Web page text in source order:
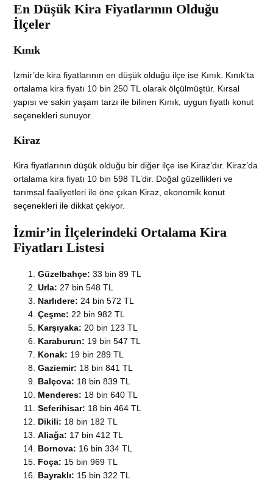
En Düşük Kira Fiyatlarının Olduğu
İlçeler
Kınık
İzmir’de kira fiyatlarının en düşük olduğu ilçe ise Kınık. Kınık’ta
ortalama kira fiyatı 10 bin 250 TL olarak ölçülmüştür. Kırsal
yapısı ve sakin yaşam tarzı ile bilinen Kınık, uygun fiyatlı konut
seçenekleri sunuyor.
Kiraz
Kira fiyatlarının düşük olduğu bir diğer ilçe ise Kiraz’dır. Kiraz’da
ortalama kira fiyatı 10 bin 598 TL’dir. Doğal güzellikleri ve
tarımsal faaliyetleri ile öne çıkan Kiraz, ekonomik konut
seçenekleri ile dikkat çekiyor.
İzmir’in İlçelerindeki Ortalama Kira
Fiyatları Listesi
Güzelbahçe: 33 bin 89 TL
Urla: 27 bin 548 TL
Narlıdere: 24 bin 572 TL
Çeşme: 22 bin 982 TL
Karşıyaka: 20 bin 123 TL
Karaburun: 19 bin 547 TL
Konak: 19 bin 289 TL
Gaziemir: 18 bin 841 TL
Balçova: 18 bin 839 TL
Menderes: 18 bin 640 TL
Seferihisar: 18 bin 464 TL
Dikili: 18 bin 182 TL
Aliağa: 17 bin 412 TL
Bornova: 16 bin 334 TL
Foça: 15 bin 969 TL
Bayraklı: 15 bin 322 TL